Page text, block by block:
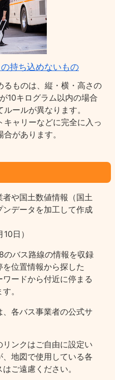
持ち込めないもの
るものは、縦・横・高さの
10キログラム以内の場合
ールが異なります。
ャリーなどに完全に入っ
があります。
や国土数値情報（国土
データを加工して作成
日）
バス路線の情報を収録
位置情報から探した
ードから付近に停まる
。
各バス事業者の公式サ
ンクはご自由に設定い
地図で使用している各
ご遠慮ください。